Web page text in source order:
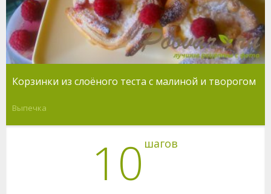
Корзинки из слоёного теста с малиной и творогом
Выпечка
10 шагов